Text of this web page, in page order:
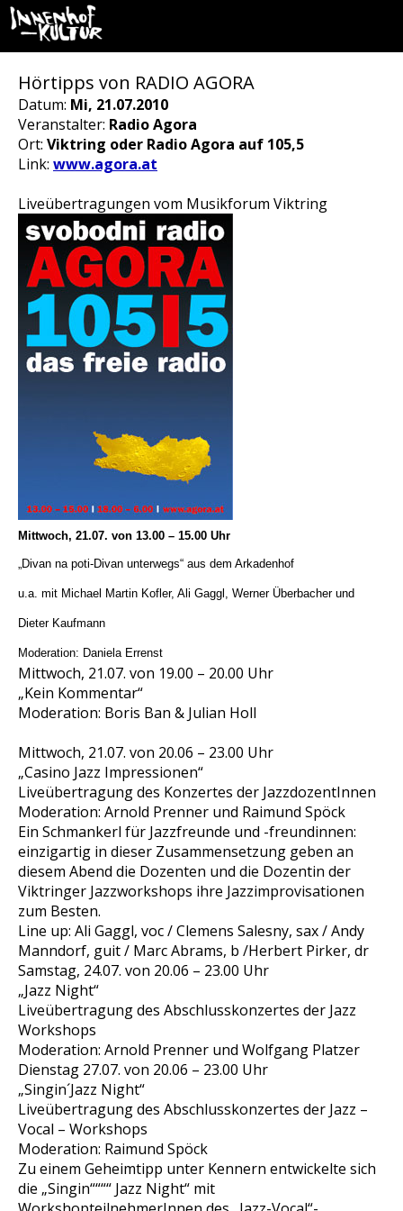
Hörtipps von RADIO AGORA
Datum: Mi, 21.07.2010
Veranstalter: Radio Agora
Ort: Viktring oder Radio Agora auf 105,5
Link: www.agora.at
Liveübertragungen vom Musikforum Viktring
Mittwoch, 21.07. von 13.00 – 15.00 Uhr
„Divan na poti-Divan unterwegs“ aus dem Arkadenhof
u.a. mit Michael Martin Kofler, Ali Gaggl, Werner Überbacher und
Dieter Kaufmann
Moderation: Daniela Errenst
Mittwoch, 21.07. von 19.00 – 20.00 Uhr
„Kein Kommentar“
Moderation: Boris Ban & Julian Holl
Mittwoch, 21.07. von 20.06 – 23.00 Uhr
„Casino Jazz Impressionen“
Liveübertragung des Konzertes der JazzdozentInnen
Moderation: Arnold Prenner und Raimund Spöck
Ein Schmankerl für Jazzfreunde und -freundinnen:
einzigartig in dieser Zusammensetzung geben an
diesem Abend die Dozenten und die Dozentin der
Viktringer Jazzworkshops ihre Jazzimprovisationen
zum Besten.
Line up: Ali Gaggl, voc / Clemens Salesny, sax / Andy
Manndorf, guit / Marc Abrams, b /Herbert Pirker, dr
Samstag, 24.07. von 20.06 – 23.00 Uhr
„Jazz Night“
Liveübertragung des Abschlusskonzertes der Jazz
Workshops
Moderation: Arnold Prenner und Wolfgang Platzer
Dienstag 27.07. von 20.06 – 23.00 Uhr
„Singin´Jazz Night“
Liveübertragung des Abschlusskonzertes der Jazz –
Vocal – Workshops
Moderation: Raimund Spöck
Zu einem Geheimtipp unter Kennern entwickelte sich
die „Singin““““ Jazz Night“ mit